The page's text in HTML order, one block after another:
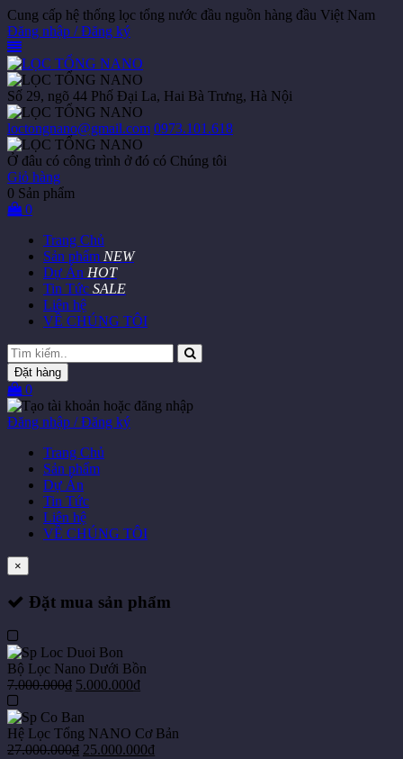
Cung cấp hệ thống lọc tổng nước đầu nguồn hàng đầu Việt Nam
Đăng nhập / Đăng ký
Số 29, ngõ 44 Phố Đại La, Hai Bà Trưng, Hà Nội
loctongnano@gmail.com 0973.101.618
Ở đâu có công trình ở đó có Chúng tôi
Giỏ hàng
0 Sản phẩm
0
Trang Chủ
Sản phẩm NEW
Dự Án HOT
Tin Tức SALE
Liên hệ
VỀ CHÚNG TÔI
Đặt hàng
0
Đăng nhập / Đăng ký
Trang Chủ
Sản phẩm
Dự Án
Tin Tức
Liên hệ
VỀ CHÚNG TÔI
×
Đặt mua sản phẩm
Bộ Lọc Nano Dưới Bồn
7.000.000₫ 5.000.000₫
Hệ Lọc Tổng NANO Cơ Bản
27.000.000₫ 25.000.000₫